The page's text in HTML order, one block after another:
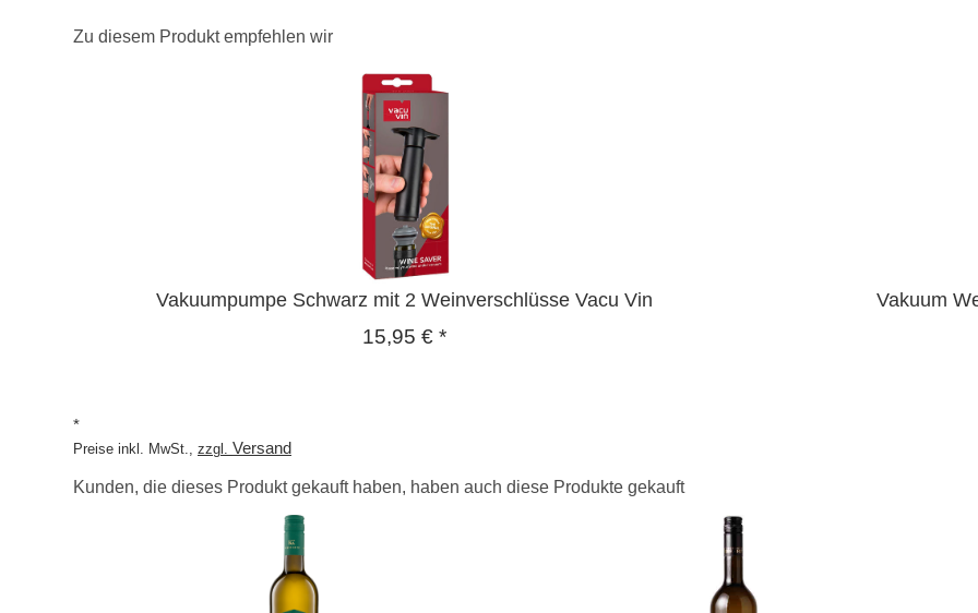
Zu diesem Produkt empfehlen wir
Vakuumpumpe Schwarz mit 2 Weinverschlüsse Vacu Vin
15,95 €*
Vakuum
*
Preise inkl. MwSt., zzgl. Versand
Kunden, die dieses Produkt gekauft haben, haben auch diese Produkte gekauft